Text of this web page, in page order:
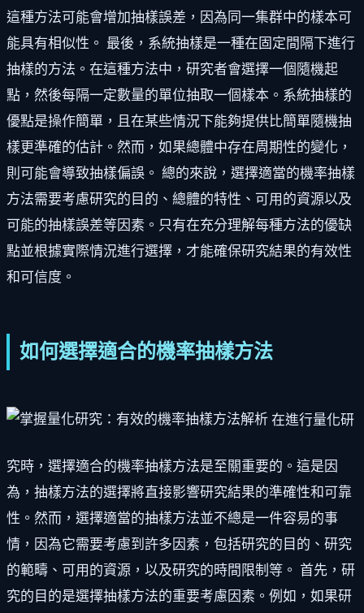
這種方法可能會增加抽樣誤差，因為同一集群中的樣本可
能具有相似性。 最後，系統抽樣是一種在固定間隔下進行
抽樣的方法。在這種方法中，研究者會選擇一個隨機起
點，然後每隔一定數量的單位抽取一個樣本。系統抽樣的
優點是操作簡單，且在某些情況下能夠提供比簡單隨機抽
樣更準確的估計。然而，如果總體中存在周期性的變化，
則可能會導致抽樣偏誤。 總的來說，選擇適當的機率抽樣
方法需要考慮研究的目的、總體的特性、可用的資源以及
可能的抽樣誤差等因素。只有在充分理解每種方法的優缺
點並根據實際情況進行選擇，才能確保研究結果的有效性
和可信度。
如何選擇適合的機率抽樣方法
在進行量化研
究時，選擇適合的機率抽樣方法是至關重要的。這是因
為，抽樣方法的選擇將直接影響研究結果的準確性和可靠
性。然而，選擇適當的抽樣方法並不總是一件容易的事
情，因為它需要考慮到許多因素，包括研究的目的、研究
的範疇、可用的資源，以及研究的時間限制等。 首先，研
究的目的是選擇抽樣方法的重要考慮因素。例如，如果研